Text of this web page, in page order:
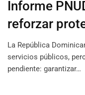
Informe
reforzar
La República
servicios públicos,
pendiente: garantizar…